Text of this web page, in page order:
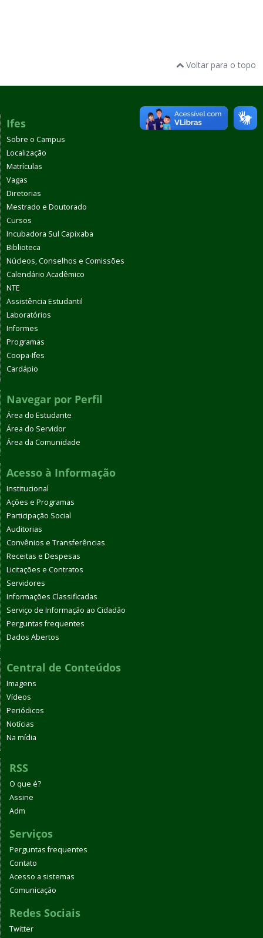
Voltar para o topo
Ifes
Sobre o Campus
Localização
Matrículas
Vagas
Diretorias
Mestrado e Doutorado
Cursos
Incubadora Sul Capixaba
Biblioteca
Núcleos, Conselhos e Comissões
Calendário Acadêmico
NTE
Assistência Estudantil
Laboratórios
Informes
Programas
Coopa-Ifes
Cardápio
Navegar por Perfil
Área do Estudante
Área do Servidor
Área da Comunidade
Acesso à Informação
Institucional
Ações e Programas
Participação Social
Auditorias
Convênios e Transferências
Receitas e Despesas
Licitações e Contratos
Servidores
Informações Classificadas
Serviço de Informação ao Cidadão
Perguntas frequentes
Dados Abertos
Central de Conteúdos
Imagens
Vídeos
Periódicos
Notícias
Na mídia
RSS
O que é?
Assine
Adm
Serviços
Perguntas frequentes
Contato
Acesso a sistemas
Comunicação
Redes Sociais
Twitter